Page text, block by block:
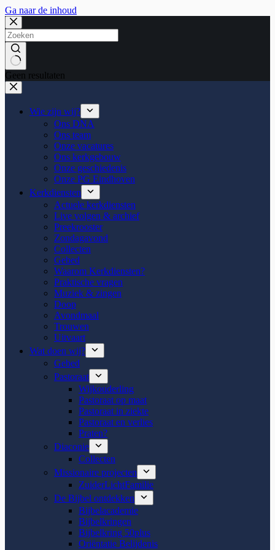
Ga naar de inhoud
Geen resultaten
Wie zijn wij?
Ons DNA
Ons team
Onze vacatures
Ons kerkgebouw
Onze geschiedenis
Onze PG Eindhoven
Kerkdiensten
Actuele kerkdiensten
Live volgen & archief
Preekrooster
Zondagavond
Collecten
Gebed
Waarom Kerkdiensten?
Praktische vragen
Muziek & zingen
Doop
Avondmaal
Trouwen
Uitvaart
Wat doen wij?
Gebed
Pastoraat
Wijkouderling
Pastoraat op maat
Pastoraat in ziekte
Pastoraat en verlies
Praten?
Diaconie
Collecten
Missionaire projecten
ZuiderLichtFamilie
De Bijbel ontdekken
Bijbelacademie
Bijbelkringen
Bijbelkring 50plus
Oriëntatie Belijdenis